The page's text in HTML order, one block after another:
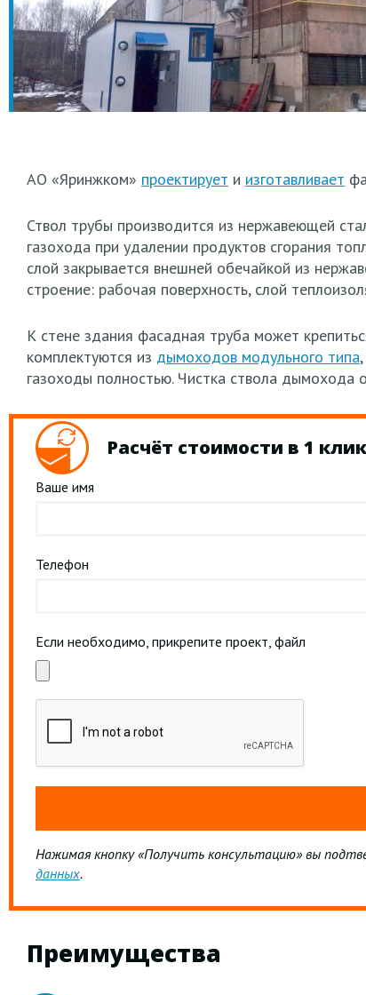
АО «Яринжком» проектирует и изготавливает
Ствол трубы производится из нержавеющей
газохода при удалении продуктов сгорания
слой закрывается внешней обечайкой из
строение: рабочая поверхность, слой
К стене здания фасадная труба может
комплектуются из дымоходов модульного типа
газоходы полностью. Чистка ствола дымохода
Расчёт стоимости в 1
Ваше имя
Телефон
Если необходимо, прикрепите проект, файл
Нажимая кнопку «Получить консультацию» вы
данных.
Преимущества